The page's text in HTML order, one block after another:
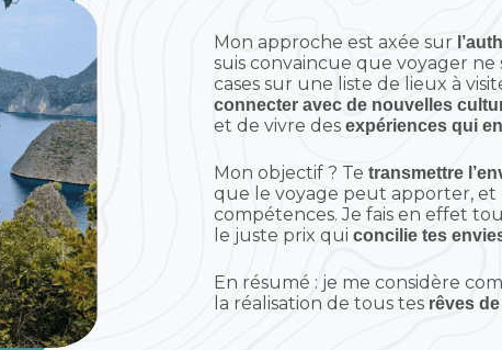
Mon approche est axée sur
suis convaincue que voyager
cases sur une liste de lieux à
connecter avec de nouvelles
et de vivre des expériences qui
Mon objectif ? Te transmettre
que le voyage peut apporter, et
compétences. Je fais en effet
le juste prix qui concilie tes
En résumé : je me considère
la réalisation de tous tesrêves